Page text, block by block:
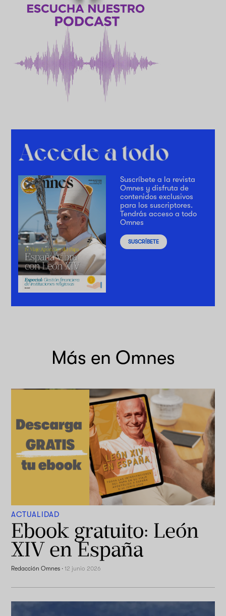
Suscríbete a la revista
Omnes y disfruta de
contenidos exclusivos
para los suscriptores.
Tendrás acceso a todo
Omnes
SUSCRÍBETE
Más en Omnes
ACTUALIDAD
Ebook gratuito: León
XIV en España
Redacción Omnes ·12 junio 2026